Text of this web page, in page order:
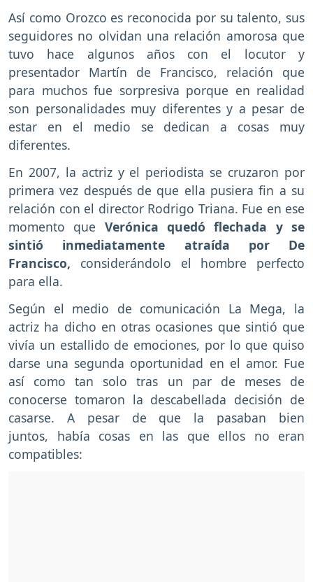
Así como Orozco es reconocida por su talento, sus
seguidores no olvidan una relación amorosa que
tuvo hace algunos años con el locutor y
presentador Martín de Francisco, relación que
para muchos fue sorpresiva porque en realidad
son personalidades muy diferentes y a pesar de
estar en el medio se dedican a cosas muy
diferentes.
En 2007, la actriz y el periodista se cruzaron por
primera vez después de que ella pusiera fin a su
relación con el director Rodrigo Triana. Fue en ese
momento que Verónica quedó flechada y se
sintió inmediatamente atraída por De
Francisco, considerándolo el hombre perfecto
para ella.
Según el medio de comunicación La Mega, la
actriz ha dicho en otras ocasiones que sintió que
vivía un estallido de emociones, por lo que quiso
darse una segunda oportunidad en el amor. Fue
así como tan solo tras un par de meses de
conocerse tomaron la descabellada decisión de
casarse. A pesar de que la pasaban bien
juntos, había cosas en las que ellos no eran
compatibles: